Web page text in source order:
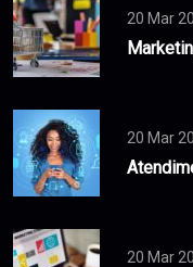
20 Mar
20 Mar
20 Mar